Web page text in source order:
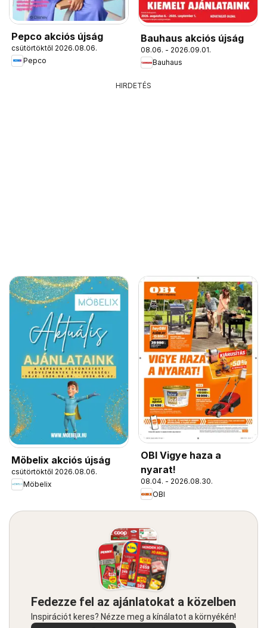
Pepco akciós újság
csütörtöktől 2026.08.06.
Pepco
Bauhaus akciós újság
08.06. - 2026.09.01.
Bauhaus
HIRDETÉS
Möbelix akciós újság
csütörtöktől 2026.08.06.
Möbelix
OBI Vigye haza a
nyarat!
08.04. - 2026.08.30.
OBI
Fedezze fel az ajánlatokat a közelben
Inspirációt keres? Nézze meg a kínálatot a környékén!